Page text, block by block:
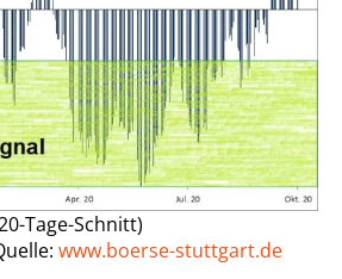
Tage-Schnitt)
www.boerse-stuttgart.de